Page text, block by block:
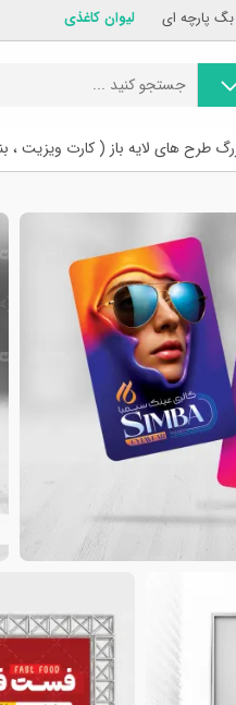
بگ پارچه ای لیوان کاغذی
طرح های لایه باز ( کارت ویزیت ،